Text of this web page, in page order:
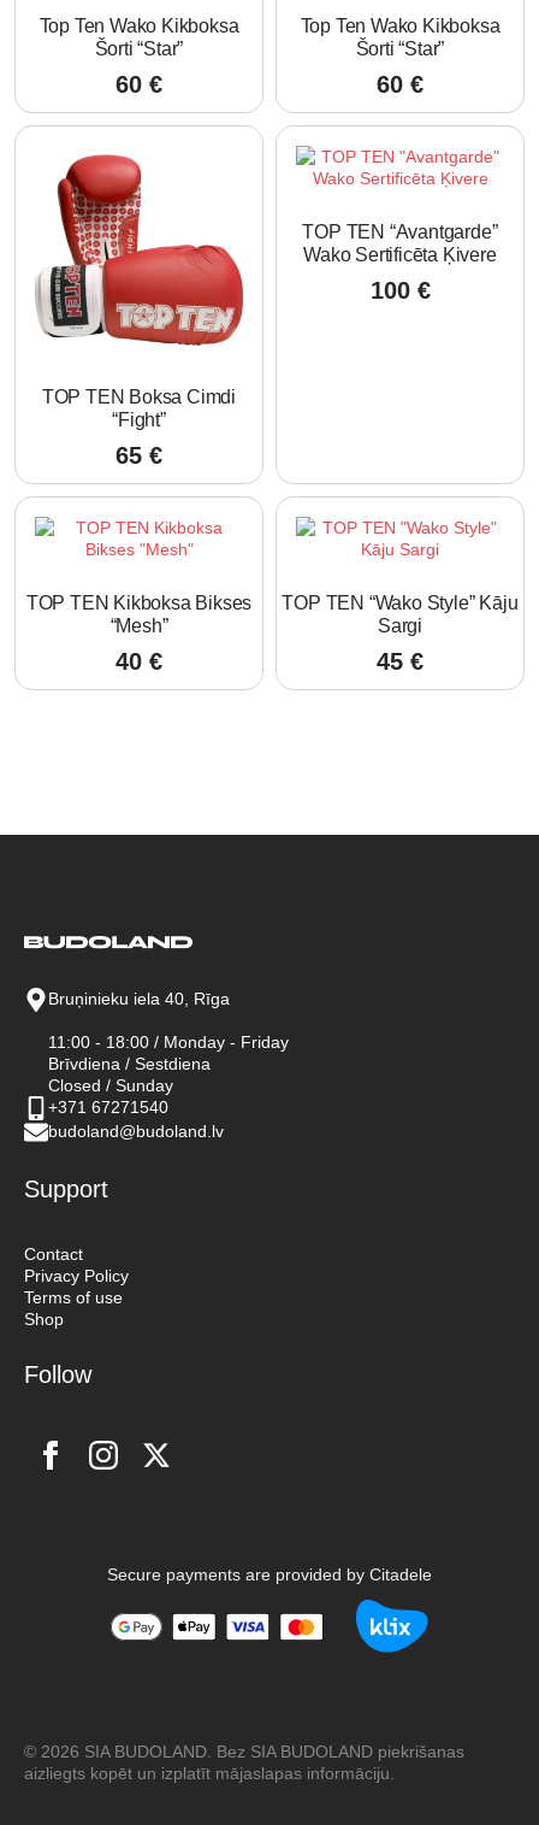
Top Ten Wako Kikboksa
Šorti “Star”
60 €
Top Ten Wako Kikboksa
Šorti “Star”
60 €
TOP TEN Boksa Cimdi
“Fight”
65 €
TOP TEN “Avantgarde”
Wako Sertificēta Ķivere
100 €
TOP TEN Kikboksa Bikses
“Mesh”
40 €
TOP TEN “Wako Style” Kāju
Sargi
45 €
Bruņinieku iela 40, Rīga
11:00 - 18:00 / Monday - Friday
Brīvdiena / Sestdiena
Closed / Sunday
+371 67271540
budoland@budoland.lv
Support
Contact
Privacy Policy
Terms of use
Shop
Follow
Secure payments are provided by Citadele
© 2026 SIA BUDOLAND. Bez SIA BUDOLAND piekrišanas
aizliegts kopēt un izplatīt mājaslapas informāciju.